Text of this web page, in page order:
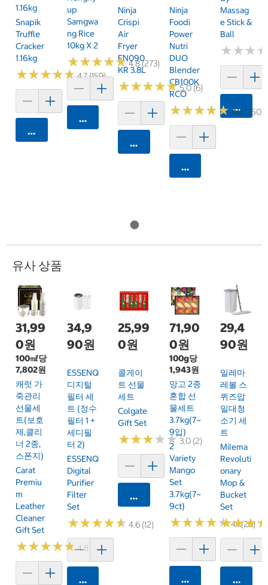
1.16kg
Snapik
Truffle
Cracker
1.16kg
★★★★★
★★★★★4.7 (159)
카트에 담기
Up
Samgwa
Ng Rice
10kg X 2
★★★★★
★★★★★4.8 (273)
카트에 담기
Ninja
Crispi
Air
Fryer
FN090
KR 3.8L
★★★★★
★★★★★5.0 (6)
카트에 담기
Ninja
Foodi
Power
Nutri
DUO
Blender
CB100K
RCO
★★★★★
★★★★★ 4.8 (250)
카트에 담기
Massag
E Stick &
Ball
★★★
★★★
카트에
유사 상품
31,99
0원
100㎖당
7,802원
캐럿 가
죽관리
선물세
트(보호
제,클리
너 2종,
스폰지)
Carat
Premiu
M
Leather
Cleaner
Gift Set
★★★★★
★★★★★4.8 (15)
34,9
90원
ESSENQ
디지털
필터 세
트 (정수
필터 1 +
세디필
터 2)
ESSENQ
Digital
Purifier
Filter
Set
★★★★★
★★★★★ 4.6 (12)
카트에 담기
25,99
0원
콜게이
트 선물
세트
Colgate
Gift Set
★★★★★
★★★★★3.0 (2)
카트에 담기
71,90
0원
100g당
1,943원
망고 2종
혼합 선
물세트
3.7kg(7~
9입)
2
Variety
Mango
Set
3.7kg(7~
9ct)
★★★★★
★★★★★4.1 (29)
카트에 담기
29,4
90원
밀레마
레볼 스
퀴즈맙
밀대청
소기 세
트
Milema
Revoluti
Onary
Mop &
Bucket
Set
★★★
★★★
카트에